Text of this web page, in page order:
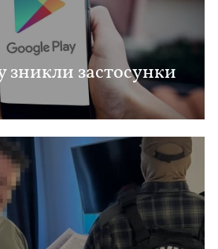
зникли застосунки